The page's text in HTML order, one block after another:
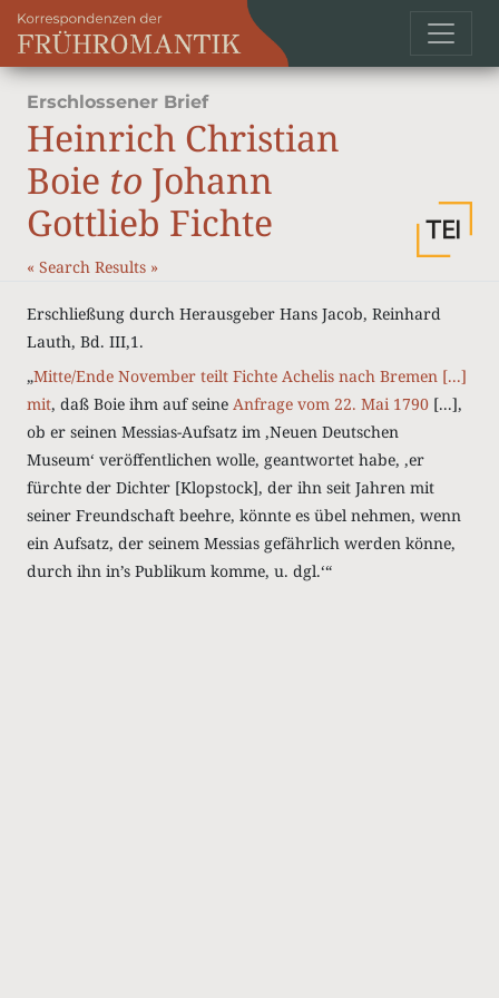
Erschlossener Brief
Heinrich Christian
Boie to Johann
Gottlieb Fichte
« Search Results »
Erschließung durch Herausgeber Hans Jacob, Reinhard
Lauth, Bd. III,1.
„Mitte/Ende November teilt Fichte Achelis nach Bremen [...]
mit, daß Boie ihm auf seine Anfrage vom 22. Mai 1790 [...],
ob er seinen Messias-Aufsatz im ‚Neuen Deutschen
Museum‘ veröffentlichen wolle, geantwortet habe, ‚er
fürchte der Dichter [Klopstock], der ihn seit Jahren mit
seiner Freundschaft beehre, könnte es übel nehmen, wenn
ein Aufsatz, der seinem Messias gefährlich werden könne,
durch ihn in’s Publikum komme, u. dgl.‘“